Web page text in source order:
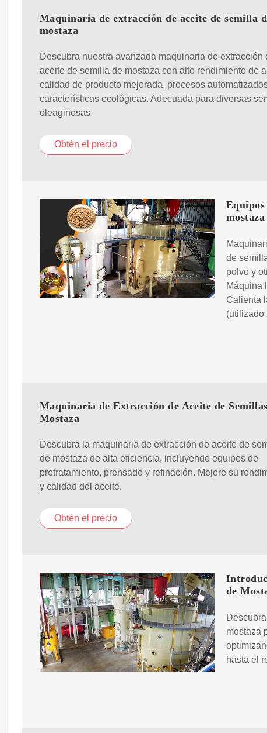
Maquinaria de extracción de aceite de semilla
mostaza
Descubra nuestra avanzada maquinaria de extracción
aceite de semilla de mostaza con alto rendimiento de
calidad de producto mejorada, procesos
características ecológicas. Adecuada para diversas
oleaginosas.
Obtén el precio
mostaza
de
polvo y
Máquina
Calienta
(utilizado
Maquinaria de Extracción de Aceite de
Mostaza
Descubra la maquinaria de extracción de aceite de
de mostaza de alta eficiencia, incluyendo equipos de
pretratamiento, prensado y refinación. Mejore su
y calidad del aceite.
Obtén el precio
de
mostaza
hasta el